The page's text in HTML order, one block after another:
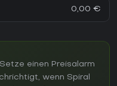
0,00 €
einen Preisalarm
wenn Spiral